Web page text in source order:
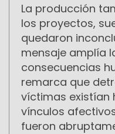
La producción
los proyectos,
quedaron
mensaje amplía
consecuencias
remarca que
víctimas existían
vínculos
fueron